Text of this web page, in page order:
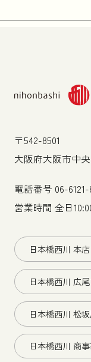
〒542-8501
大阪府大阪市中
電話番号 06-6121-
営業時間 全日
日本橋西川 本店
日本橋西川 広
日本橋西川 松
日本橋西川 商